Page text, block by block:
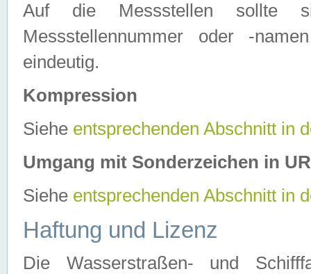
Auf die Messstellen sollte
Messstellennummer oder -
eindeutig.
Kompression
Siehe entsprechenden Abschnitt in
Umgang mit Sonderzeichen in
Siehe entsprechenden Abschnitt in
Haftung und Lizenz
Die Wasserstraßen- und